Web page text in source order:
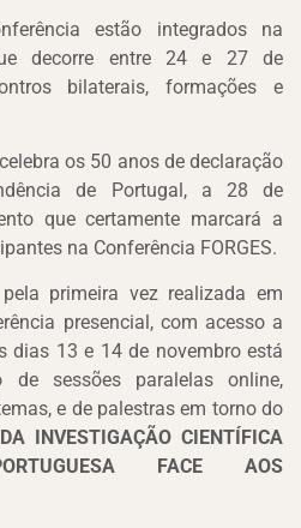
estão integrados na
decorre entre 24 e 27 de
bilaterais, formações e
os 50 anos de declaração
de Portugal, a 28 de
que certamente marcará a
na Conferência FORGES.
primeira vez realizada em
presencial, com acesso a
dias 13 e 14 de novembro está
de sessões paralelas online,
e de palestras em torno do
INVESTIGAÇÃO CIENTÍFICA
FACE AOS